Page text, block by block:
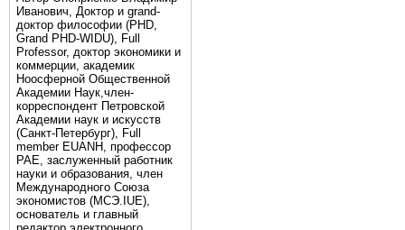
Иванович, Доктор и grand-
доктор философии (PHD,
Grand PHD-WIDU), Full
Professor, доктор экономики и
коммерции, академик
Ноосферной Общественной
Академии Наук,член-
корреспондент Петровской
Академии наук и искусств
(Санкт-Петербург), Full
member EUANH, профессор
РАЕ, заслуженный работник
науки и образования, член
Международного Союза
экономистов (МСЭ.IUE),
основатель и главный